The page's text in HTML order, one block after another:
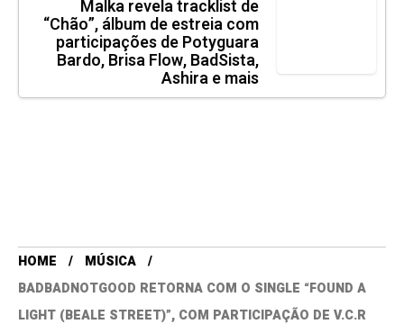
Malka revela tracklist de
“Chão”, álbum de estreia com
participações de Potyguara
Bardo, Brisa Flow, BadSista,
Ashira e mais
HOME
MÚSICA
BADBADNOTGOOD RETORNA COM O SINGLE “FOUND A
LIGHT (BEALE STREET)”, COM PARTICIPAÇÃO DE V.C.R